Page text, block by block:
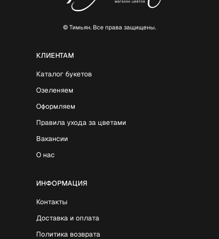
© Тимьян. Все права защищены.
КЛИЕНТАМ
Каталог букетов
Озеленяем
Оформляем
Правила ухода за цветами
Вакансии
О нас
ИНФОРМАЦИЯ
Контакты
Доставка и оплата
Политика возврата